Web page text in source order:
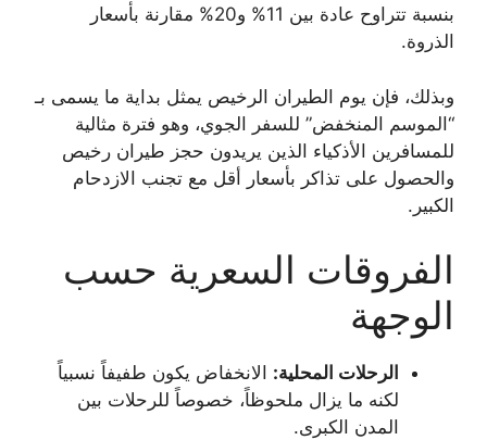
بنسبة تتراوح عادة بين 11% و20% مقارنة بأسعار
الذروة.
وبذلك، فإن يوم الطيران الرخيص يمثل بداية ما يسمى بـ
“الموسم المنخفض” للسفر الجوي، وهو فترة مثالية
للمسافرين الأذكياء الذين يريدون حجز طيران رخيص
والحصول على تذاكر بأسعار أقل مع تجنب الازدحام
الكبير.
الفروقات السعرية حسب
الوجهة
الرحلات المحلية: الانخفاض يكون طفيفاً نسبياً
لكنه ما يزال ملحوظاً، خصوصاً للرحلات بين
المدن الكبرى.